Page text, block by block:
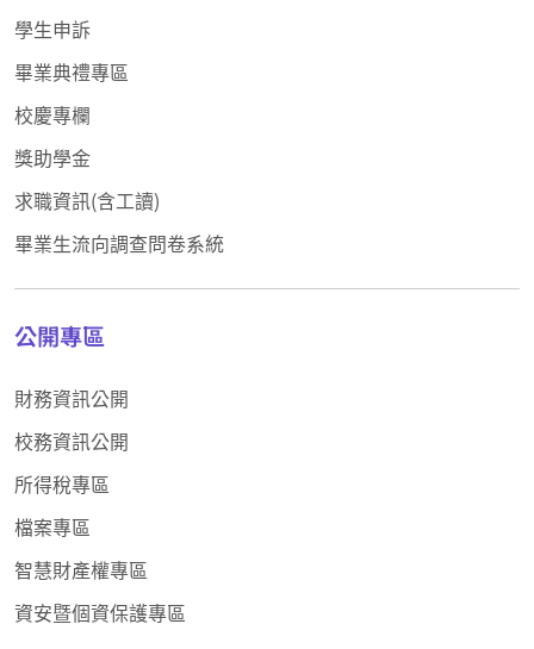
學生申訴
畢業典禮專區
校慶專欄
獎助學金
求職資訊(含工讀)
畢業生流向調查問卷系統
公開專區
財務資訊公開
校務資訊公開
所得稅專區
檔案專區
智慧財產權專區
資安暨個資保護專區